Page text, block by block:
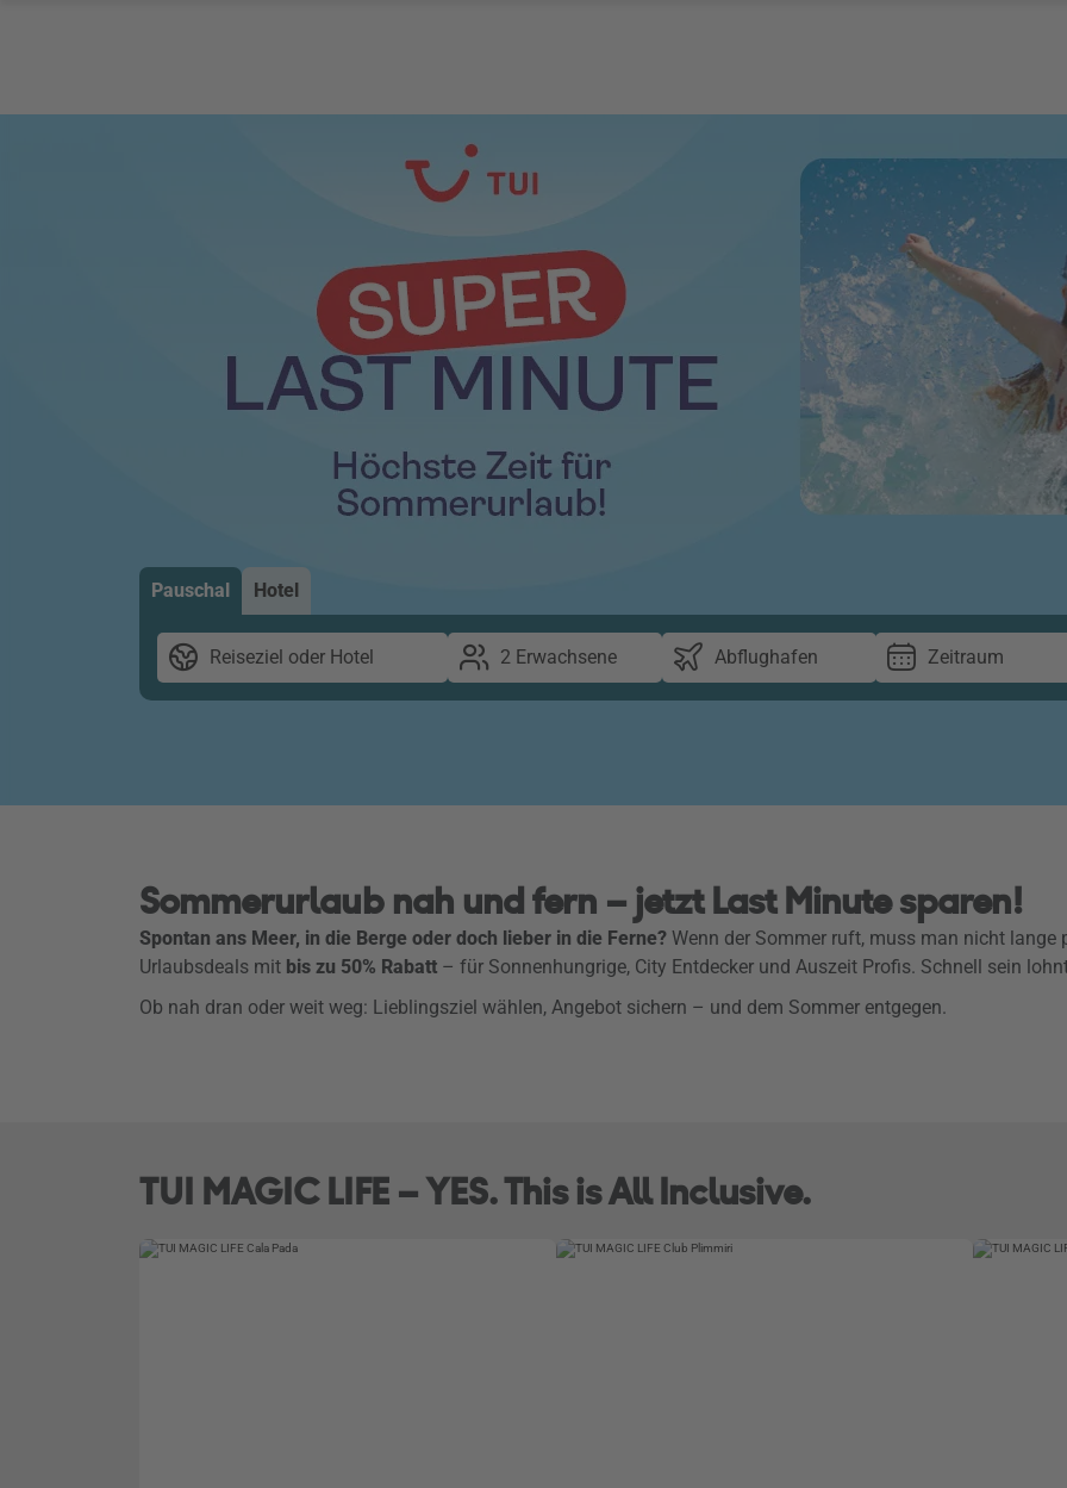
Pauschal Hotel
Reiseziel oder Hotel 2 Erwachsene Abflughafen Zeitraum
Sommerurlaub nah und fern – jetzt Last Minute sparen!
Spontan ans Meer, in die Berge oder doch lieber in die Ferne? Wenn der Sommer ruft, muss man nicht lange
Urlaubsdeals mit bis zu 50% Rabatt – für Sonnenhungrige, City Entdecker und Auszeit Profis. Schnell sein
Ob nah dran oder weit weg: Lieblingsziel wählen, Angebot sichern – und dem Sommer entgegen.
TUI MAGIC LIFE – YES. This is All Inclusive.